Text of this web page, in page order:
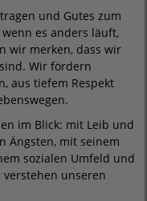
und Gutes zum
es anders läuft,
wir merken, dass wir
Wir fördern
aus tiefem Respekt
im Blick: mit Leib und
Ängsten, mit seinem
sozialen Umfeld und
unseren